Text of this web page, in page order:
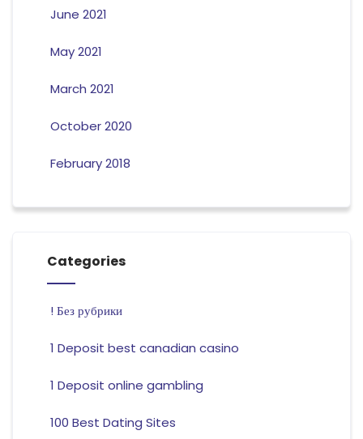
June 2021
May 2021
March 2021
October 2020
February 2018
Categories
! Без рубрики
1 Deposit best canadian casino
1 Deposit online gambling
100 Best Dating Sites